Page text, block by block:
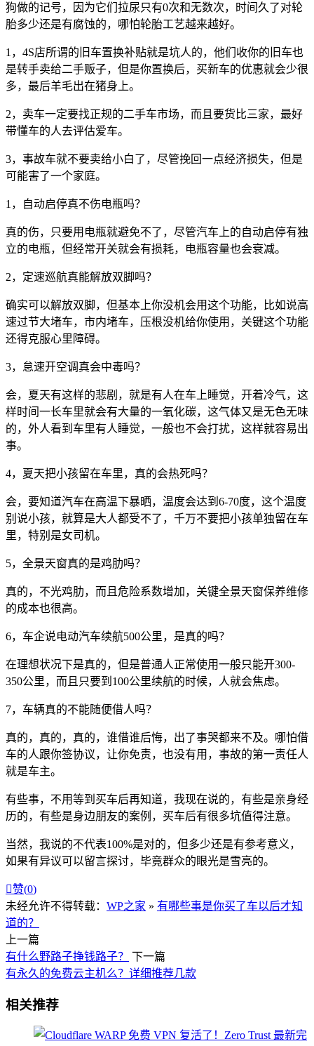
狗做的记号，因为它们拉尿只有0次和无数次，时间久了对轮
胎多少还是有腐蚀的，哪怕轮胎工艺越来越好。
1，4S店所谓的旧车置换补贴就是坑人的，他们收你的旧车也
是转手卖给二手贩子，但是你置换后，买新车的优惠就会少很
多，最后羊毛出在猪身上。
2，卖车一定要找正规的二手车市场，而且要货比三家，最好
带懂车的人去评估爱车。
3，事故车就不要卖给小白了，尽管挽回一点经济损失，但是
可能害了一个家庭。
1，自动启停真不伤电瓶吗？
真的伤，只要用电瓶就避免不了，尽管汽车上的自动启停有独
立的电瓶，但经常开关就会有损耗，电瓶容量也会衰减。
2，定速巡航真能解放双脚吗？
确实可以解放双脚，但基本上你没机会用这个功能，比如说高
速过节大堵车，市内堵车，压根没机给你使用，关键这个功能
还得克服心里障碍。
3，怠速开空调真会中毒吗？
会，夏天有这样的悲剧，就是有人在车上睡觉，开着冷气，这
样时间一长车里就会有大量的一氧化碳，这气体又是无色无味
的，外人看到车里有人睡觉，一般也不会打扰，这样就容易出
事。
4，夏天把小孩留在车里，真的会热死吗？
会，要知道汽车在高温下暴晒，温度会达到6-70度，这个温度
别说小孩，就算是大人都受不了，千万不要把小孩单独留在车
里，特别是女司机。
5，全景天窗真的是鸡肋吗？
真的，不光鸡肋，而且危险系数增加，关键全景天窗保养维修
的成本也很高。
6，车企说电动汽车续航500公里，是真的吗？
在理想状况下是真的，但是普通人正常使用一般只能开300-
350公里，而且只要到100公里续航的时候，人就会焦虑。
7，车辆真的不能随便借人吗？
真的，真的，真的，谁借谁后悔，出了事哭都来不及。哪怕借
车的人跟你签协议，让你免责，也没有用，事故的第一责任人
就是车主。
有些事，不用等到买车后再知道，我现在说的，有些是亲身经
历的，有些是身边朋友的案例，买车后有很多坑值得注意。
当然，我说的不代表100%是对的，但多少还是有参考意义，
如果有异议可以留言探讨，毕竟群众的眼光是雪亮的。
赞(0)
未经允许不得转载： WP之家 » 有哪些事是你买了车以后才知
道的？
上一篇
有什么野路子挣钱路子？
下一篇
有永久的免费云主机么？详细推荐几款
相关推荐